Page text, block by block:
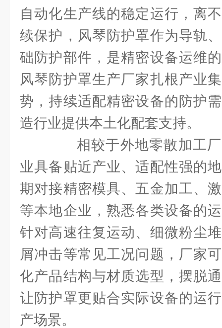
自动化生产线的稳定运行，离
续保护，风琴防护罩作为导轨
础防护部件，是精密设备运维
风琴防护罩生产厂家扎根产业
势，持续适配精密设备的防护
造行业提供本土化配套支持。
相较于外地零散加工厂
业具备贴近产业、适配性强的
期对接精密模具、五金加工、
等本地企业，熟悉各类设备的
针对高速往复运动、细微粉尘
屑冲击等常见工况问题，厂家
化产品结构与材质选型，摆脱
让防护罩更贴合实际设备的运
产场景。